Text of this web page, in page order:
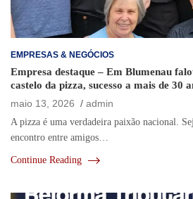
EMPRESAS & NEGÓCIOS
Empresa destaque – Em Blumenau
castelo da pizza, sucesso a mais de 30
maio 13, 2026
admin
A pizza é uma verdadeira paixão nacional.
encontro entre amigos…
Continue Reading